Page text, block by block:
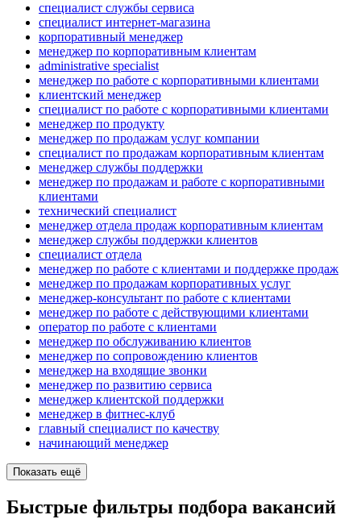
специалист службы сервиса
специалист интернет-магазина
корпоративный менеджер
менеджер по корпоративным клиентам
administrative specialist
менеджер по работе с корпоративными клиентами
клиентский менеджер
специалист по работе с корпоративными клиентами
менеджер по продукту
менеджер по продажам услуг компании
специалист по продажам корпоративным клиентам
менеджер службы поддержки
менеджер по продажам и работе с корпоративными
клиентами
технический специалист
менеджер отдела продаж корпоративным клиентам
менеджер службы поддержки клиентов
специалист отдела
менеджер по работе с клиентами и поддержке продаж
менеджер по продажам корпоративных услуг
менеджер-консультант по работе с клиентами
менеджер по работе с действующими клиентами
оператор по работе с клиентами
менеджер по обслуживанию клиентов
менеджер по сопровождению клиентов
менеджер на входящие звонки
менеджер по развитию сервиса
менеджер клиентской поддержки
менеджер в фитнес-клуб
главный специалист по качеству
начинающий менеджер
Показать ещё
Быстрые фильтры подбора вакансий